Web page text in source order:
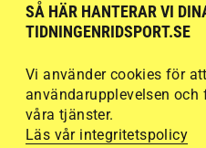
SÅ HÄR HANTERAR VI
TIDNINGENRIDSPORT.SE
Vi använder cookies för
användarupplevelsen
våra tjänster.
Läs vår integritetspolicy